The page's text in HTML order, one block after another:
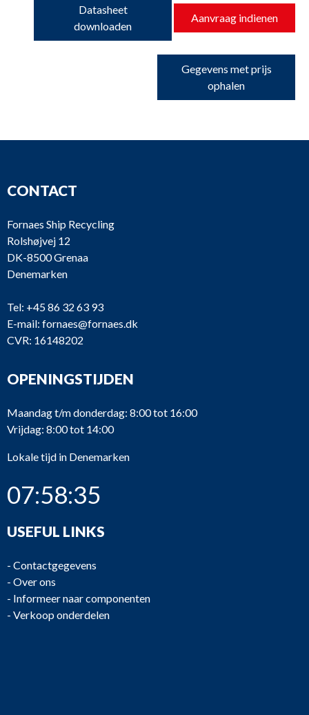
Datasheet
downloaden
Aanvraag indienen
Gegevens met prijs
ophalen
CONTACT
Fornaes Ship Recycling
Rolshøjvej 12
DK-8500 Grenaa
Denemarken
Tel: +45 86 32 63 93
E-mail: fornaes@fornaes.dk
CVR: 16148202
OPENINGSTIJDEN
Maandag t/m donderdag: 8:00 tot 16:00
Vrijdag: 8:00 tot 14:00
Lokale tijd in Denemarken
07:58:35
USEFUL LINKS
- Contactgegevens
- Over ons
- Informeer naar componenten
- Verkoop onderdelen